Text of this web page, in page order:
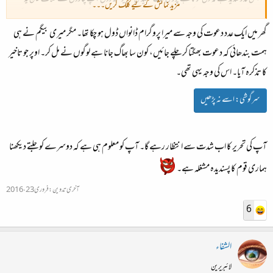
سوچ کر خاموش ہو جاتی ہوئی کہیں یہ بات آپ جیسے بگڑے ہوئے بھائی کی طبیعت میں اور بگاڑ پیدا نا کر
دے
مزید نمائش کے لیے کلک کریں۔۔۔
گھر میں ایک عدد دعوت کی وجہ سے میرا پروگرام ڈانواں ڈول ہو چکا تھا۔ مگر میری بیگم نے ہی
ہمت بندھائی کہ دعوت بھگتا کر چلے جائیں، کون سا بھاگ جانا ہے لوگوں نے مل کر۔ اوپر جو تاخیر
کا تذکرہ آیا۔ اس کی وجہ یہی تھی۔
سرگوشی:اسے نہ پڑھیں
آپ کی تحریر کا اب شدت سے انتظار رہے گا۔ آپ کو معلوم ہی ہے کہ دوسرے کو جلتے دیکھنا
ہماری قوم کا پسندیدہ مشغلہ ہے۔
آخری تدوین:فروری 23، 2016
6
الشفاء
لائبریرین